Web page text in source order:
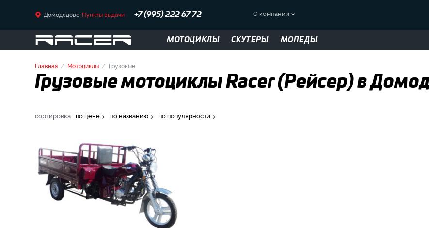
Домодедово Пункты выдачи +7 (995) 222 67 72 О компании
МОТОЦИКЛЫ СКУТЕРЫ МОПЕДЫ
Главная Мотоциклы Грузовые
Грузовые мотоциклы Racer (Рейсер) в
сортировка по цене по названию по популярности